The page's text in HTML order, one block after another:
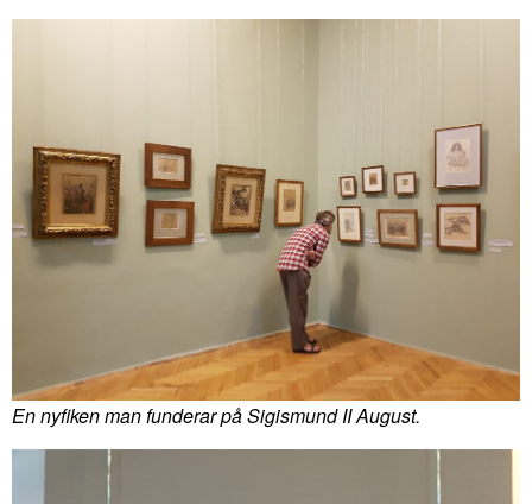
En nyfiken man funderar på Sigismund II August.